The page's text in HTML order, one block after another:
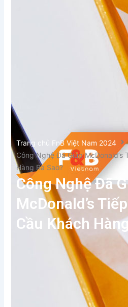
Trang chủ FnB Việt Nam 2024
Công Nghệ Đã Giúp McDonald’s
Hàng Ra Sao?
Công Nghệ Đã
McDonald’s
Cầu Khách